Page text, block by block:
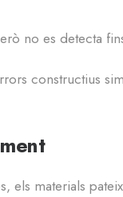
no es detecta
constructius
els materials